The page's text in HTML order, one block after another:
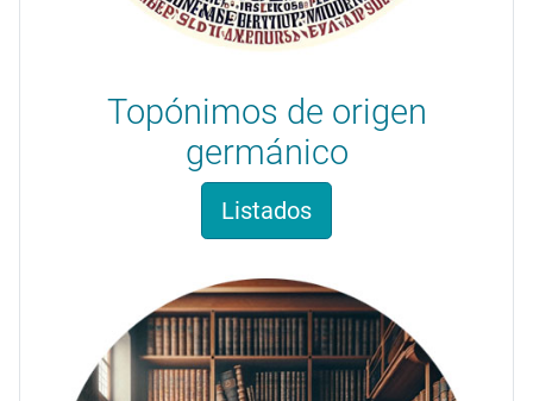
Topónimos de origen
germánico
Listados